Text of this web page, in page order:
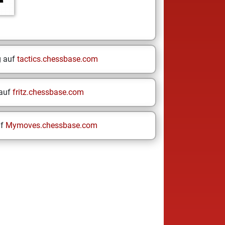
auf tactics.chessbase.com
fritz.chessbase.com
Mymoves.chessbase.com